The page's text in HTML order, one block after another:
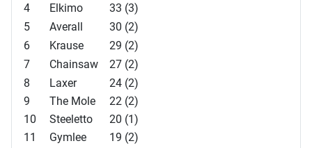
4
Elkimo
33 (3)
5
Averall
30 (2)
6
Krause
29 (2)
7
Chainsaw
27 (2)
8
Laxer
24 (2)
9
The Mole
22 (2)
10
Steeletto
20 (1)
11
Gymlee
19 (2)